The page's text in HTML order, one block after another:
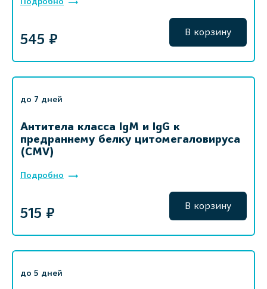
545 ₽ В корзину
до 7 дней
Антитела класса IgM и IgG к
предраннему белку цитомегаловируса
(CMV)
Подробно
515 ₽ В корзину
до 5 дней